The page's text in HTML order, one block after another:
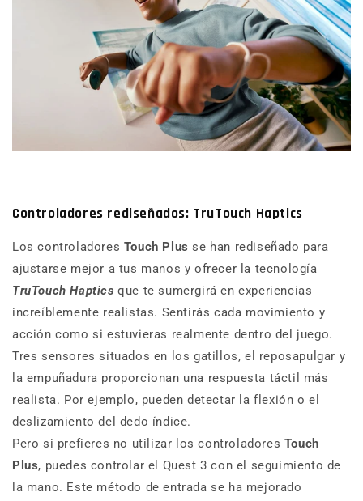
Controladores rediseñados: TruTouch Haptics
Los controladores Touch Plus se han rediseñado para
ajustarse mejor a tus manos y ofrecer la tecnología
TruTouch Haptics que te sumergirá en experiencias
increíblemente realistas. Sentirás cada movimiento y
acción como si estuvieras realmente dentro del juego.
Tres sensores situados en los gatillos, el reposapulgar y
la empuñadura proporcionan una respuesta táctil más
realista. Por ejemplo, pueden detectar la flexión o el
deslizamiento del dedo índice.
Pero si prefieres no utilizar los controladores Touch
Plus, puedes controlar el Quest 3 con el seguimiento de
la mano. Este método de entrada se ha mejorado